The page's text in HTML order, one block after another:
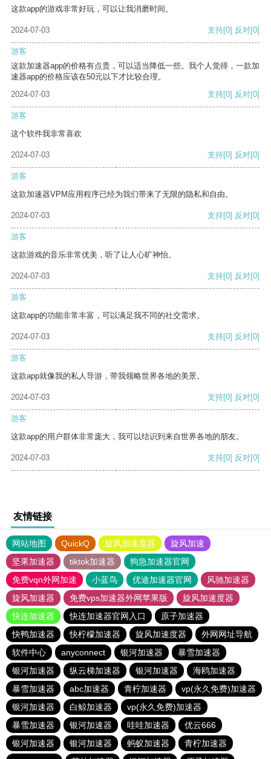
这款app的游戏非常好玩，可以让我消磨时间。
2024-07-03 支持[0] 反对[0]
游客
这款加速器app的价格有点贵，可以适当降低一些。我个人觉得，一款加
速器app的价格应该在50元以下才比较合理。
2024-07-03
支持[0] 反对[0]
游客
这个软件我非常喜欢
2024-07-03 支持[0] 反对[0]
游客
这款加速器VPM应用程序已经为我们带来了无限的隐私和自由。
2024-07-03 支持[0] 反对[0]
游客
这款游戏的音乐非常优美，听了让人心旷神怡。
2024-07-03 支持[0] 反对[0]
游客
这款app的功能非常丰富，可以满足我不同的社交需求。
2024-07-03 支持[0] 反对[0]
游客
这款app就像我的私人导游，带我领略世界各地的美景。
2024-07-03 支持[0] 反对[0]
游客
这款app的用户群体非常庞大，我可以结识到来自世界各地的朋友。
2024-07-03 支持[0] 反对[0]
友情链接
网站地图 QuickQ 旋风加速度器
旋风加速
坚果加速器
tiktok加速器
狗急加速器官网
免费vqn外网加速
小蓝鸟 优途加速器官网
风驰加速器
旋风加速器
免费vps加速器外网苹果版
旋风加速度器
快连加速器
快连加速器官网入口
原子加速器
快鸭加速器
快柠檬加速器 旋风加速度器
外网网址导航
软件中心
anyconnect 银河加速器
暴雪加速器
银河加速器
纵云梯加速器 银河加速器
海鸥加速器
暴雪加速器
abc加速器 青柠加速器
vp(永久免费)加速器
银河加速器
白鲸加速器
vp(永久免费)加速器
暴雪加速器
银河加速器 哇哇加速器
优云666
银河加速器
银河加速器 蚂蚁加速器
青柠加速器